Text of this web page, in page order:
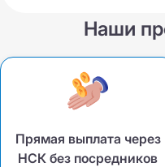
Наши
Прямая выплата через
НСК без посредников